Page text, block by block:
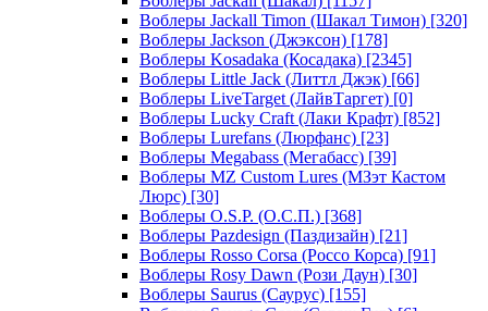
Воблеры Jackall Timon (Шакал Тимон) [320]
Воблеры Jackson (Джэксон) [178]
Воблеры Kosadaka (Косадака) [2345]
Воблеры Little Jack (Литтл Джэк) [66]
Воблеры LiveTarget (ЛайвТаргет) [0]
Воблеры Lucky Craft (Лаки Крафт) [852]
Воблеры Lurefans (Люрфанс) [23]
Воблеры Megabass (Мегабасс) [39]
Воблеры MZ Custom Lures (МЗэт Кастом
Люрс) [30]
Воблеры O.S.P. (О.С.П.) [368]
Воблеры Pazdesign (Паздизайн) [21]
Воблеры Rosso Corsa (Россо Корса) [91]
Воблеры Rosy Dawn (Рози Даун) [30]
Воблеры Saurus (Саурус) [155]